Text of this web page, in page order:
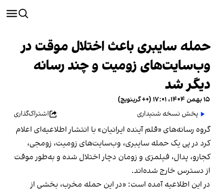
حمله سایبری باعث اختلال موقت در
وب‌سایت‌های زومیت و چند رسانه
دیگر شد
۱۵ بهمن ۱۴۰۴، ۱۷:۰۱ (‎+۰ گرینویچ)
پخش نسخه شنیداری
اشتراک‌گذاری
گروه رسانه‌های «قلم آینده ایرانیان» با انتشار اطلاعیه‌ای اعلام
کرد در پی یک حمله سایبری، وب‌سایت‌های زومیت، زومجی،
کجارو، پدال، فیلمزی و زومان دچار اختلال شده و به‌طور موقت
از دسترس خارج شده‌اند.
در این اطلاعیه آمده است: «در این حمله مخرب، بخشی از